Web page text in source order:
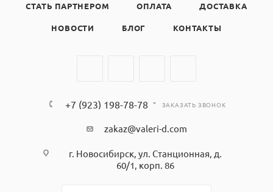
СТАТЬ ПАРТНЕРОМ ОПЛАТА ДОСТАВКА
НОВОСТИ БЛОГ КОНТАКТЫ
+7 (923) 198-78-78 ЗАКАЗАТЬ ЗВОНОК
zakaz@valeri-d.com
г. Новосибирск, ул. Станционная, д.
60/1, корп. 86